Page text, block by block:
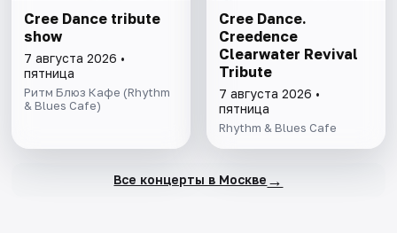
Cree Dance tribute
show
7 августа 2026 •
пятница
Ритм Блюз Кафе (Rhythm
& Blues Cafe)
Cree Dance.
Creedence
Clearwater Revival
Tribute
7 августа 2026 •
пятница
Rhythm & Blues Cafe
Все концерты в Москве →